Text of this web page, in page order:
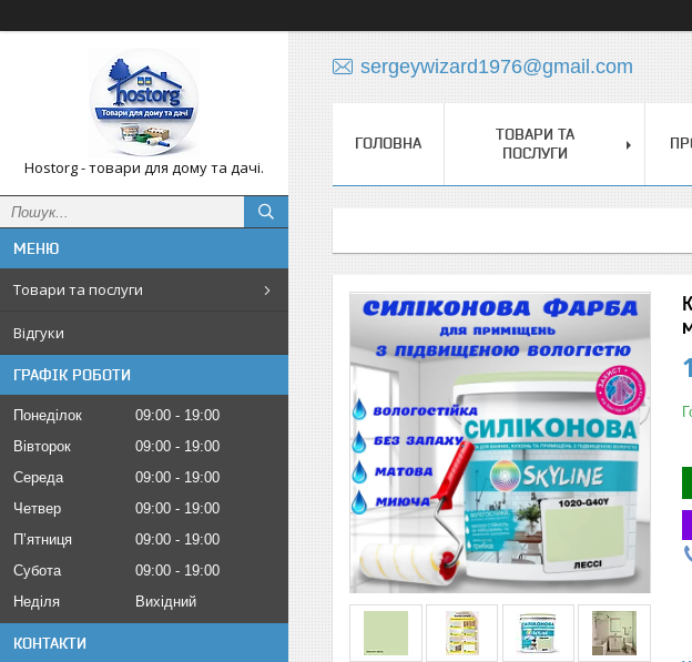
Hostorg - товари для дому та дачі.
Товари та послуги
Відгуки
ГРАФІК РОБОТИ
Понеділок 09:00
19:00
Вівторок
09:00
19:00
Середа
09:00
19:00
Четвер
09:00
19:00
Пʼятниця
09:00
19:00
Субота
09:00
19:00
Неділя
Вихідний
КОНТАКТИ
sergeywizard1976@gmail.com
ГОЛОВНА
ТОВАРИ ТА
ПОСЛУГИ